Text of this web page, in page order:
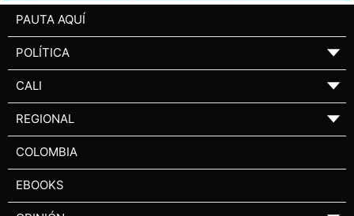
PAUTA AQUÍ
POLÍTICA ▼
CALI ▼
REGIONAL ▼
COLOMBIA
EBOOKS